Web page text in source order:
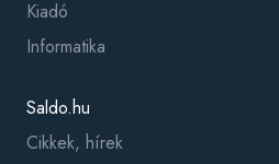
Kiadó
Informatika
Saldo.hu
Cikkek, hírek